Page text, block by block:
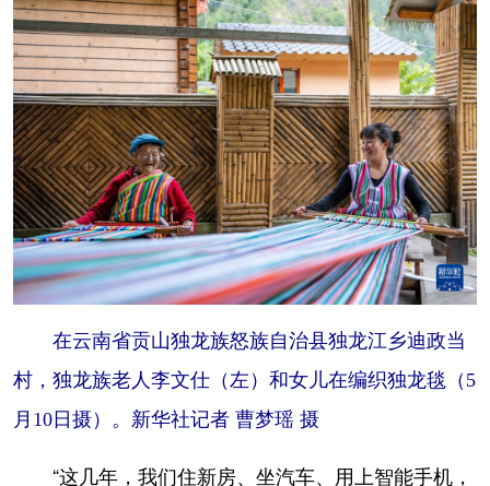
在云南省贡山独龙族怒族自治县独龙江乡迪政当
村，独龙族老人李文仕（左）和女儿在编织独龙毯（5
月10日摄）。新华社记者 曹梦瑶 摄
“这几年，我们住新房、坐汽车、用上智能手机，